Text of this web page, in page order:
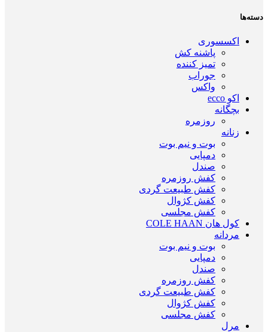
دسته‌ها
اکسسوری
پاشنه کش
تمیز کننده
جوراب
واکس
اکو ecco
بچگانه
روزمره
زنانه
بوت و نیم بوت
دمپایی
صندل
کفش روزمره
کفش طبیعت گردی
کفش کژوال
کفش مجلسی
کول هان COLE HAAN
مردانه
بوت و نیم بوت
دمپایی
صندل
کفش روزمره
کفش طبیعت گردی
کفش کژوال
کفش مجلسی
مرل